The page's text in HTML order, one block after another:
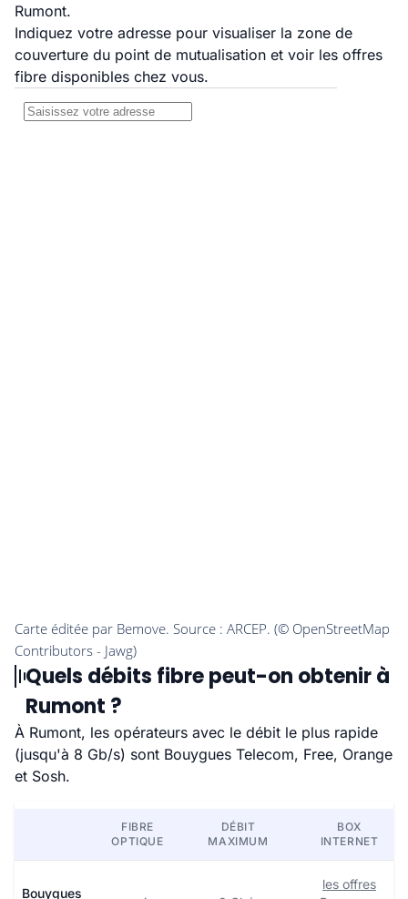
Rumont.
Indiquez votre adresse pour visualiser la zone de
couverture du point de mutualisation et voir les offres
fibre disponibles chez vous.
Quels débits fibre peut-on obtenir à
Rumont ?
À Rumont, les opérateurs avec le débit le plus rapide
(jusqu'à 8 Gb/s) sont Bouygues Telecom, Free, Orange
et Sosh.
FIBRE
OPTIQUE
DÉBIT
MAXIMUM
BOX
INTERNET
Bouygues
les offres